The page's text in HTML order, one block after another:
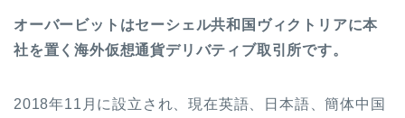
オーバービットはセーシェル共和国ヴィクトリアに本
社を置く海外仮想通貨デリバティブ取引所です。
​2018年11月に設立され、現在英語、日本語、簡体中国